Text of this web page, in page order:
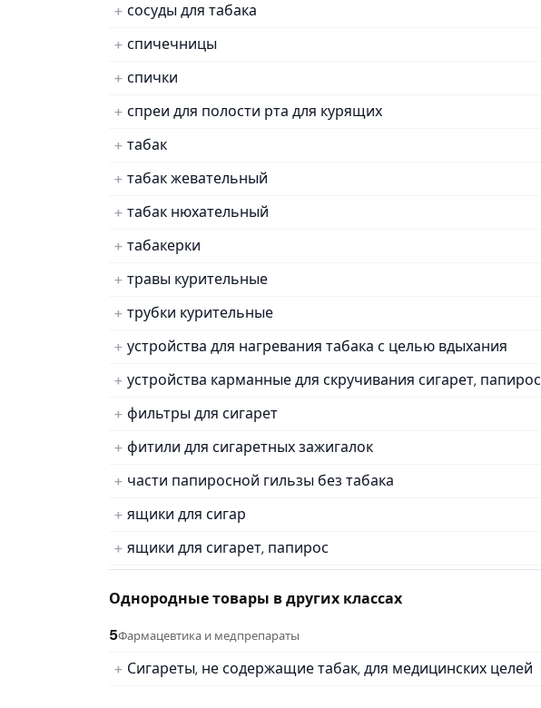
сосуды для табака
спичечницы
спички
спреи для полости рта для курящих
табак
табак жевательный
табак нюхательный
табакерки
травы курительные
трубки курительные
устройства для нагревания табака с целью вдыхания
устройства карманные для скручивания сигарет, папирос
фильтры для сигарет
фитили для сигаретных зажигалок
части папиросной гильзы без табака
ящики для сигар
ящики для сигарет, папирос
Однородные товары в других классах
5Фармацевтика и медпрепараты
Сигареты, не содержащие табак, для медицинских целей